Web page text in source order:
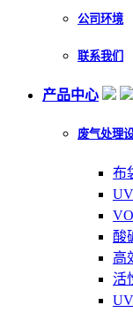
公司环境
联系我们
产品中心
废气处理
布
酸
高
活